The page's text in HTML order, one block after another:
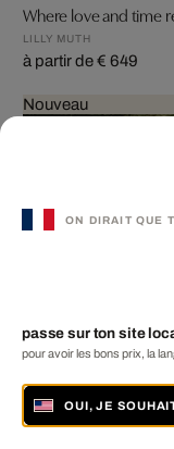
Where love and time
LILLY MUTH
à partir de € 649
Nouveau
ON DIRAIT QUE
passe sur ton site
pour avoir les bons prix, la
OUI, JE